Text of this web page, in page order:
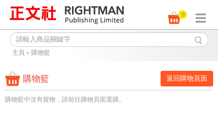
0
主頁 » 購物籃
購物籃 返回購物頁面
購物籃中沒有貨物，請前往購物頁面選購。